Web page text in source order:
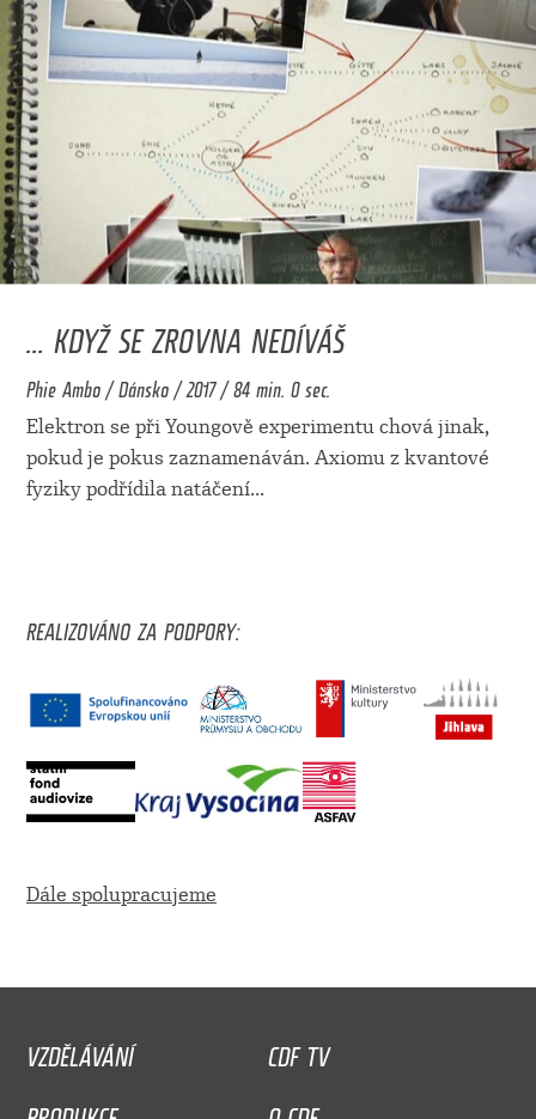
... KDYŽ SE ZROVNA NEDÍVÁŠ
Phie Ambo / Dánsko / 2017 / 84 min. 0 sec.
Elektron se při Youngově experimentu chová jinak,
pokud je pokus zaznamenáván. Axiomu z kvantové
fyziky podřídila natáčení...
REALIZOVÁNO ZA PODPORY:
Dále spolupracujeme
VZDĚLÁVÁNÍ
CDF TV